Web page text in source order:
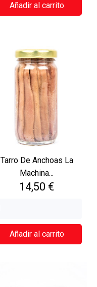
Añadir al carrito
Tarro De Anchoas La
Machina...
Precio
14,50 €
Añadir al carrito